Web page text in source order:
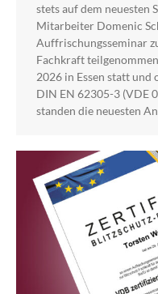
stets auf dem neuesten
Mitarbeiter Domenic
Auffrischungsseminar
Fachkraft
2026 in Essen statt
DIN EN 62305-3 (VDE
standen die neuesten